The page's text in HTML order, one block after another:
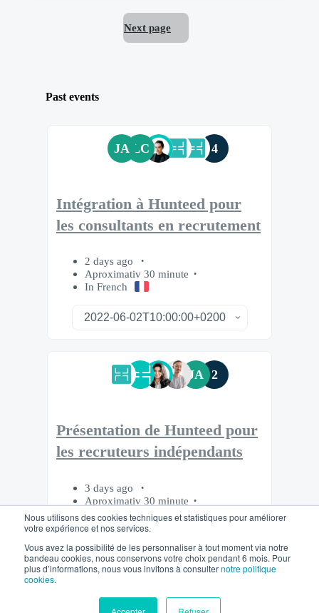
Nous utilisons des cookies techniques et statistiques pour améliorer
votre expérience et nos services.
Vous avez la possibilité de les personnaliser à tout moment via notre
bandeau cookies, nous conservons votre choix pendant 6 mois. Pour
plus d’informations, nous vous invitons à consulternotre politique
cookies.
Next page
Past events
JA LC 4
Intégration à Hunteed pour
les consultants en recrutement
2 days ago
Aproximativ 30 minute
In French
JA 2
Présentation de Hunteed pour
les recruteurs indépendants
3 days ago
Aproximativ 30 minute
In French
Host webinars on